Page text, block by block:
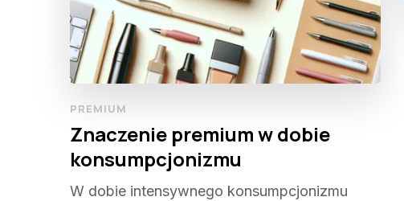
PREMIUM
Znaczenie premium w dobie
konsumpcjonizmu
W dobie intensywnego konsumpcjonizmu